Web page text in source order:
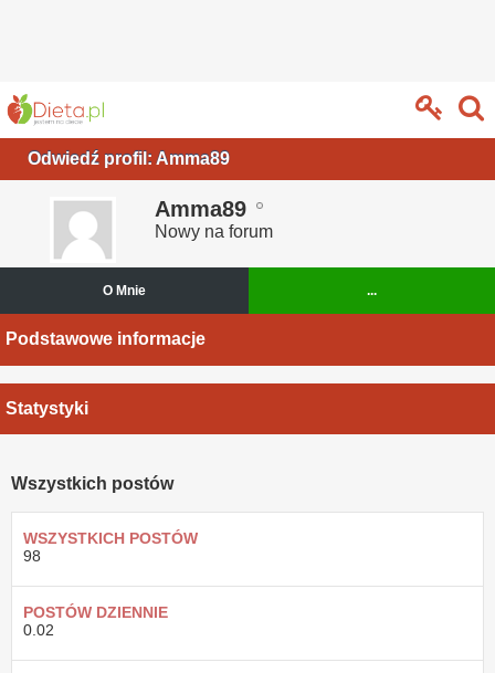
Odwiedź profil: Amma89
Amma89
Nowy na forum
O Mnie ...
Podstawowe informacje
Statystyki
Wszystkich postów
WSZYSTKICH POSTÓW
98
POSTÓW DZIENNIE
0.02